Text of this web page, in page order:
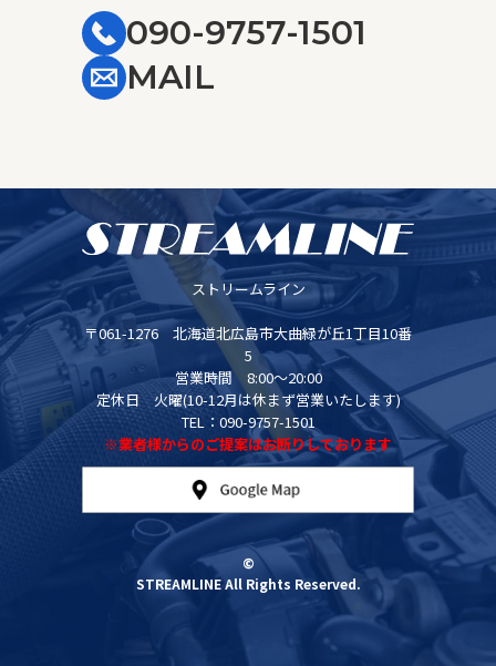
090-9757-1501
MAIL
ストリームライン
〒061-1276 北海道北広島市大曲緑が丘1丁目10番
5
営業時間 8:00～20:00
定休日 火曜(10-12月は休まず営業いたします)
TEL：090-9757-1501
※業者様からのご提案はお断りしております
©
STREAMLINE All Rights Reserved.